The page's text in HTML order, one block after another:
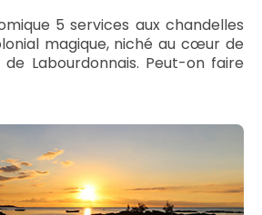
5 services aux chandelles
magique, niché au cœur de
de Labourdonnais. Peut-on faire